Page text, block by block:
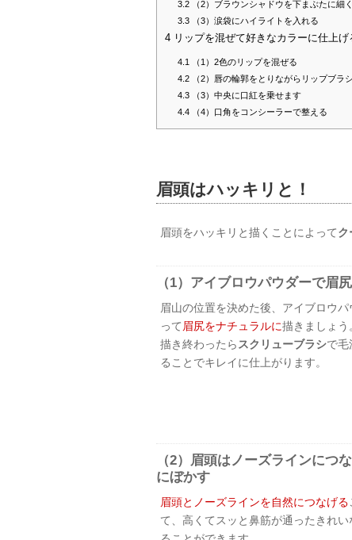
3.2（2）ブラウンシャドウを下まぶたに細
3.3（3）涙袋にハイライトを入れる
4 リップを混ぜて好きなカラーに仕上げ
4.1
（1）2色のリップを混ぜる
4.2（2）唇の輪郭をとりながらリップブラ
4.3（3）中央に口紅を乗せます
4.4（4）口角をコンシーラーで整える
眉頭はハッキリと！
眉頭をハッキリと描くことによってク
（1）アイブロウパウダーで眉
眉山の位置を決めた後、アイブロウパ
って 眉尻をナチュラルに描きましょう
描き終わったら スクリューブラシで毛
ることでキレイに仕上がります。
（2）眉頭はノーズラインにつ
にぼかす
眉頭とノーズラインを自然につなげる
て、高くてスッと鼻筋が通ったきれ